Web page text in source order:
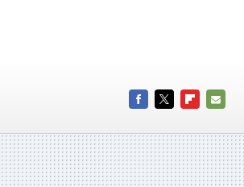
MAIL